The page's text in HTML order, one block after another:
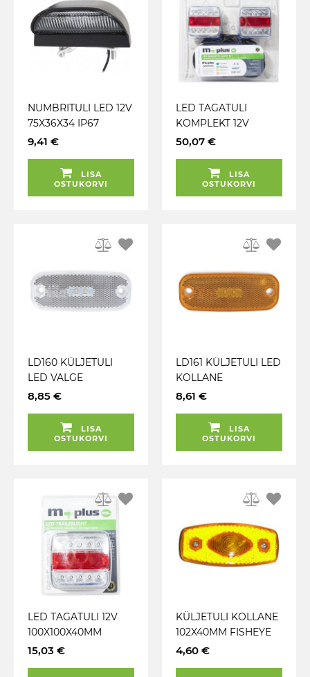
NUMBRITULI LED 12V
75X36X34 IP67
9,41 €
LISA
OSTUKORVI
LED TAGATULI
KOMPLEKT 12V
100X100X40MM
MAGNETKINNITUS
50,07 €
LISA
OSTUKORVI
LD160 KÜLJETULI
LED VALGE
111X45X15MM 12 / 24V
8,85 €
LISA
OSTUKORVI
LD161 KÜLJETULI LED
KOLLANE
111X45X15MM 12 / 24V
8,61 €
LISA
OSTUKORVI
LED TAGATULI 12V
100X100X40MM
BLISTER
15,03 €
KÜLJETULI KOLLANE
102X40MM FISHEYE
12V
4,60 €